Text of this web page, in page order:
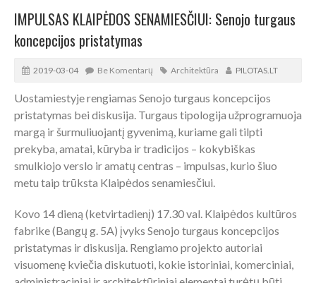
IMPULSAS KLAIPĖDOS SENAMIESČIUI: Senojo turgaus
koncepcijos pristatymas
2019-03-04 Be Komentarų Architektūra PILOTAS.LT
Uostamiestyje rengiamas Senojo turgaus koncepcijos
pristatymas bei diskusija. Turgaus tipologija užprogramuoja
margą ir šurmuliuojantį gyvenimą, kuriame gali tilpti
prekyba, amatai, kūryba ir tradicijos – kokybiškas
smulkiojo verslo ir amatų centras – impulsas, kurio šiuo
metu taip trūksta Klaipėdos senamiesčiui.
Kovo 14 dieną (ketvirtadienį) 17.30 val. Klaipėdos kultūros
fabrike (Bangų g. 5A) įvyks Senojo turgaus koncepcijos
pristatymas ir diskusija. Rengiamo projekto autoriai
visuomenę kviečia diskutuoti, kokie istoriniai, komerciniai,